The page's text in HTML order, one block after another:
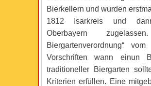
Bierkellern und wurden
1812 Isarkreis und
Oberbayern
Biergartenverordnung“
Vorschriften wann einun
traditioneller Biergarten
Kriterien erfüllen. Eine